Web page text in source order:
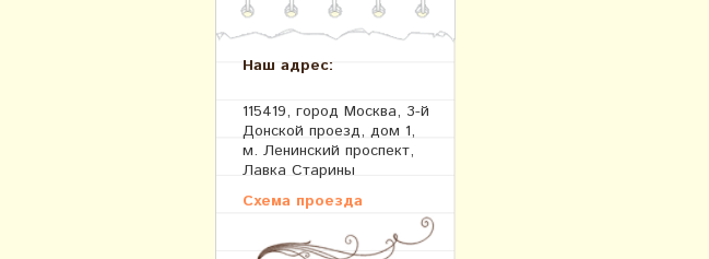
Наш адрес:
115419, город Москва, 3-й
Донской проезд, дом 1,
м. Ленинский проспект,
Лавка Старины
Схема проезда